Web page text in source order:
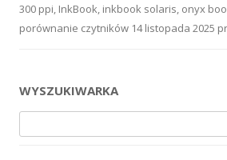
300 ppi, InkBook, inkbook solaris, onyx
porównanie czytników 14 listopada 2025
WYSZUKIWARKA